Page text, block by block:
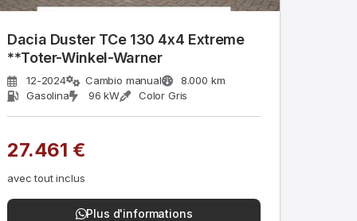
Dacia Duster TCe 130 4x4 Extreme
**Toter-Winkel-Warner
12-2024 Cambio manual
8.000 km
Gasolina
96 kW Color Gris
27.461 €
avec tout inclus
Plus d'informations